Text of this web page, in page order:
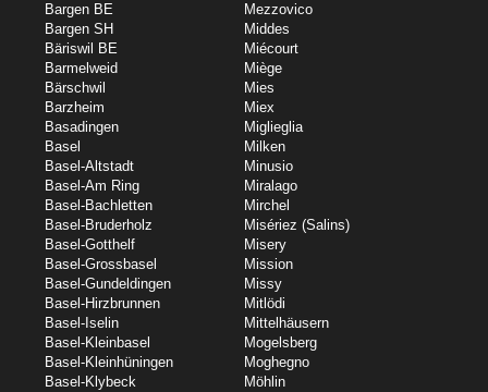
Bargen BE
Bargen SH
Bäriswil BE
Barmelweid
Bärschwil
Barzheim
Basadingen
Basel
Basel-Altstadt
Basel-Am Ring
Basel-Bachletten
Basel-Bruderholz
Basel-Gotthelf
Basel-Grossbasel
Basel-Gundeldingen
Basel-Hirzbrunnen
Basel-Iselin
Basel-Kleinbasel
Basel-Kleinhüningen
Basel-Klybeck
Mezzovico
Middes
Miécourt
Miège
Mies
Miex
Miglieglia
Milken
Minusio
Miralago
Mirchel
Misériez (Salins)
Misery
Mission
Missy
Mitlödi
Mittelhäusern
Mogelsberg
Moghegno
Möhlin